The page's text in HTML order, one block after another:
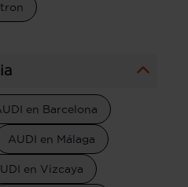
en Barcelona
AUDI en Málaga
en Vizcaya